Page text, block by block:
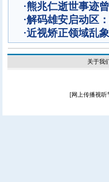
·熊兆仁逝世事迹
·解码雄安启动区
·近视矫正领域乱
关于我
[网上传播视听